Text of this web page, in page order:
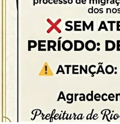
Nenhum